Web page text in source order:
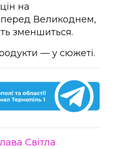
на
перед Великоднем,
зменшиться.
— у сюжеті.
Світла